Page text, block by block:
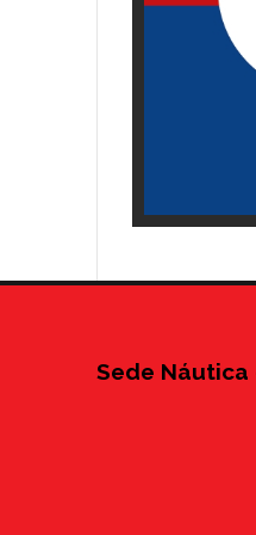
Sede Náutica